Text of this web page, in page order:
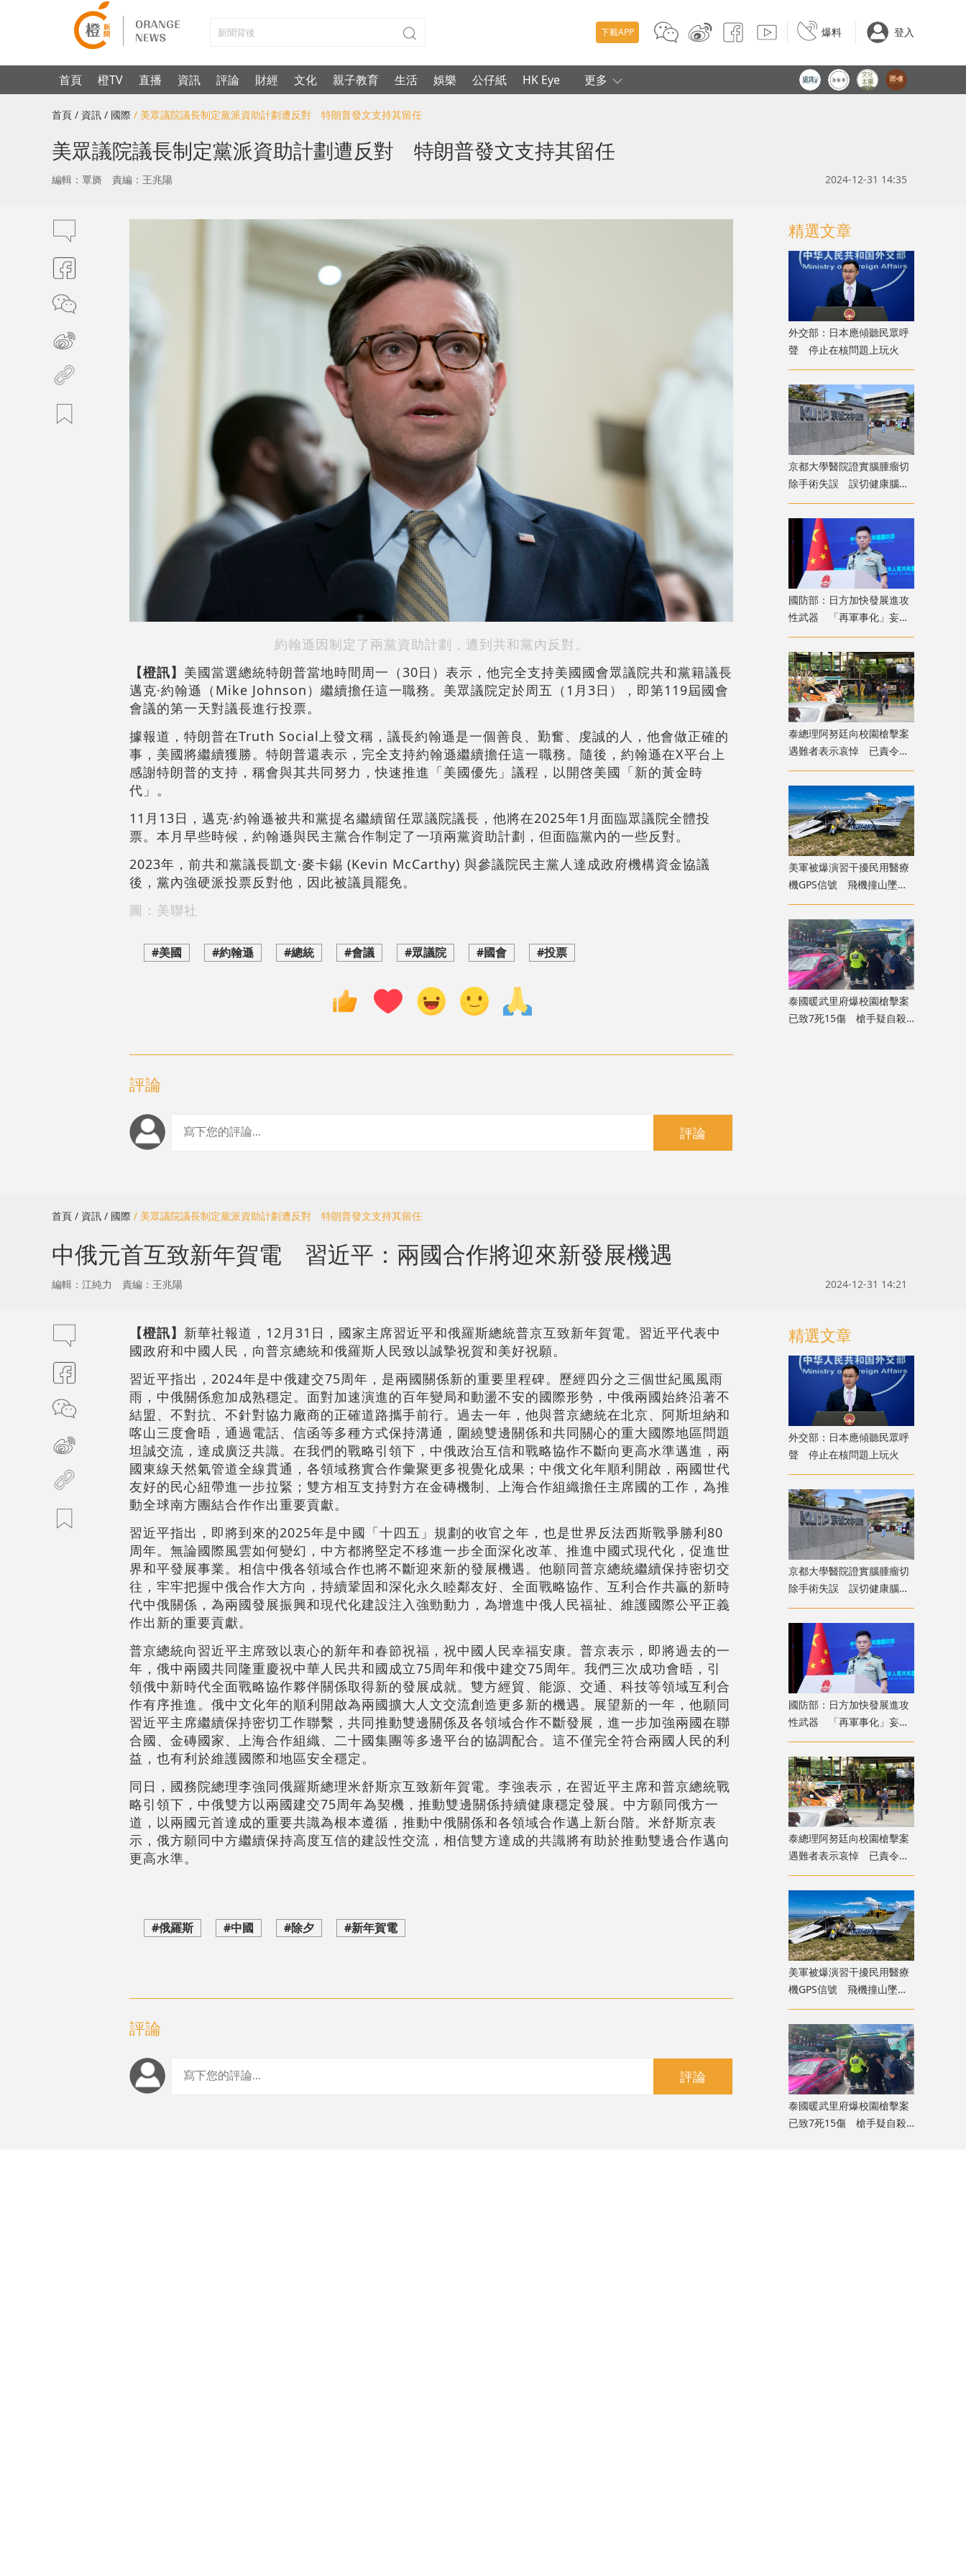
下載APP 爆料 登入
首頁 橙TV 直播 資訊 評論 財經 文化 親子教育 生活 娛樂 公仔紙 HK Eye 更多
首頁 / 資訊 / 國際 / 美眾議院議長制定黨派資助計劃遭反對 特朗普發文支持其留任
美眾議院議長制定黨派資助計劃遭反對 特朗普發文支持其留任
編輯：覃旖 責編：王兆陽 2024-12-31 14:35
約翰遜因制定了兩黨資助計劃，遭到共和黨內反對。
【橙訊】 美國當選總統特朗普當地時間周一（30日）表示，他完全支持美國國會眾議院共和黨籍議長
邁克·約翰遜（Mike Johnson）繼續擔任這一職務。美眾議院定於周五（1月3日），即第119屆國會
會議的第一天對議長進行投票。
據報道，特朗普在Truth Social上發文稱，議長約翰遜是一個善良、勤奮、虔誠的人，他會做正確的
事，美國將繼續獲勝。特朗普還表示，完全支持約翰遜繼續擔任這一職務。隨後，約翰遜在X平台上
感謝特朗普的支持，稱會與其共同努力，快速推進「美國優先」議程，以開啓美國「新的黃金時
代」。
11月13日，邁克·約翰遜被共和黨提名繼續留任眾議院議長，他將在2025年1月面臨眾議院全體投
票。本月早些時候，約翰遜與民主黨合作制定了一項兩黨資助計劃，但面臨黨內的一些反對。
2023年，前共和黨議長凱文·麥卡錫 (Kevin McCarthy) 與參議院民主黨人達成政府機構資金協議
後，黨內強硬派投票反對他，因此被議員罷免。
圖：美聯社
#美國 #約翰遜 #總統 #會議 #眾議院 #國會 #投票
評論
評論
精選文章
外交部：日本應傾聽民眾呼
聲 停止在核問題上玩火
京都大學醫院證實腦腫瘤切
除手術失誤 誤切健康腦組
織致病患無法自主呼吸
國防部：日方加快發展進攻
性武器 「再軍事化」妄動
是地區和平穩定真正威脅
​泰總理阿努廷向校園槍擊案
遇難者表示哀悼 已責令展
開調查
美軍被爆演習干擾民用醫療
機GPS信號 飛機撞山墜毀
致4死
泰國暖武里府爆校園槍擊案
已致7死15傷 槍手疑自殺
首頁 / 資訊 / 國際 / 美眾議院議長制定黨派資助計劃遭反對 特朗普發文支持其留任
中俄元首互致新年賀電 習近平：兩國合作將迎來新發展機遇
編輯：江純力 責編：王兆陽 2024-12-31 14:21
【橙訊】 新華社報道，12月31日，國家主席習近平和俄羅斯總統普京互致新年賀電。習近平代表中
國政府和中國人民，向普京總統和俄羅斯人民致以誠摯祝賀和美好祝願。
習近平指出，2024年是中俄建交75周年，是兩國關係新的重要里程碑。歷經四分之三個世紀風風雨
雨，中俄關係愈加成熟穩定。面對加速演進的百年變局和動盪不安的國際形勢，中俄兩國始終沿著不
結盟、不對抗、不針對協力廠商的正確道路攜手前行。過去一年，他與普京總統在北京、阿斯坦納和
喀山三度會晤，通過電話、信函等多種方式保持溝通，圍繞雙邊關係和共同關心的重大國際地區問題
坦誠交流，達成廣泛共識。在我們的戰略引領下，中俄政治互信和戰略協作不斷向更高水準邁進，兩
國東線天然氣管道全線貫通，各領域務實合作彙聚更多視覺化成果；中俄文化年順利開啟，兩國世代
友好的民心紐帶進一步拉緊；雙方相互支持對方在金磚機制、上海合作組織擔任主席國的工作，為推
動全球南方團結合作作出重要貢獻。
習近平指出，即將到來的2025年是中國「十四五」規劃的收官之年，也是世界反法西斯戰爭勝利80
周年。無論國際風雲如何變幻，中方都將堅定不移進一步全面深化改革、推進中國式現代化，促進世
界和平發展事業。相信中俄各領域合作也將不斷迎來新的發展機遇。他願同普京總統繼續保持密切交
往，牢牢把握中俄合作大方向，持續鞏固和深化永久睦鄰友好、全面戰略協作、互利合作共贏的新時
代中俄關係，為兩國發展振興和現代化建設注入強勁動力，為增進中俄人民福祉、維護國際公平正義
作出新的重要貢獻。
普京總統向習近平主席致以衷心的新年和春節祝福，祝中國人民幸福安康。普京表示，即將過去的一
年，俄中兩國共同隆重慶祝中華人民共和國成立75周年和俄中建交75周年。我們三次成功會晤，引
領俄中新時代全面戰略協作夥伴關係取得新的發展成就。雙方經貿、能源、交通、科技等領域互利合
作有序推進。俄中文化年的順利開啟為兩國擴大人文交流創造更多新的機遇。展望新的一年，他願同
習近平主席繼續保持密切工作聯繫，共同推動雙邊關係及各領域合作不斷發展，進一步加強兩國在聯
合國、金磚國家、上海合作組織、二十國集團等多邊平台的協調配合。這不僅完全符合兩國人民的利
益，也有利於維護國際和地區安全穩定。
同日，國務院總理李強同俄羅斯總理米舒斯京互致新年賀電。李強表示，在習近平主席和普京總統戰
略引領下，中俄雙方以兩國建交75周年為契機，推動雙邊關係持續健康穩定發展。中方願同俄方一
道，以兩國元首達成的重要共識為根本遵循，推動中俄關係和各領域合作邁上新台階。米舒斯京表
示，俄方願同中方繼續保持高度互信的建設性交流，相信雙方達成的共識將有助於推動雙邊合作邁向
更高水準。
#俄羅斯 #中國 #除夕 #新年賀電
評論
評論
精選文章
外交部：日本應傾聽民眾呼
聲 停止在核問題上玩火
京都大學醫院證實腦腫瘤切
除手術失誤 誤切健康腦組
織致病患無法自主呼吸
國防部：日方加快發展進攻
性武器 「再軍事化」妄動
是地區和平穩定真正威脅
​泰總理阿努廷向校園槍擊案
遇難者表示哀悼 已責令展
開調查
美軍被爆演習干擾民用醫療
機GPS信號 飛機撞山墜毀
致4死
泰國暖武里府爆校園槍擊案
已致7死15傷 槍手疑自殺